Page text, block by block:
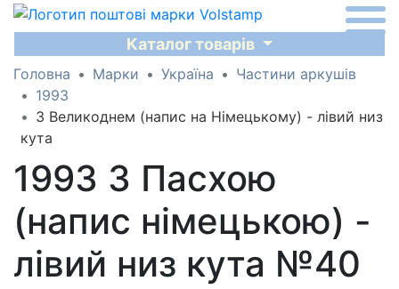
Каталог товарів
Головна Марки Україна
Частини аркушів
1993
З Великоднем (напис на Німецькому) - лівий низ
кута
1993 З Пасхою
(напис німецькою) -
лівий низ кута №40